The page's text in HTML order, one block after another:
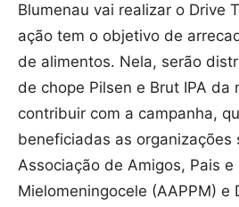
Blumenau vai realizar o Drive
ação tem o objetivo de
de alimentos. Nela, serão
de chope Pilsen e Brut IPA da
contribuir com a campanha,
beneficiadas as organizações
Associação de Amigos, Pais
Mielomeningocele (AAPPM) e